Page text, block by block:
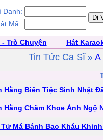
Danh:
Mã:
- Trò Chuyện
Hát
Tin Tức Ca Sĩ » A
Hằng Biến Tiệc Sinh Nhật
Hằng Chăm Khoe Ảnh Ngộ
Má Bánh Bao Kháu